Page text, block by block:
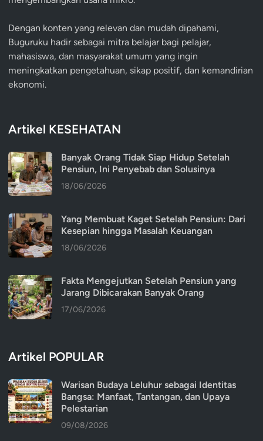
Dengan konten yang relevan dan mudah dipahami,
Buguruku hadir sebagai mitra belajar bagi pelajar,
mahasiswa, dan masyarakat umum yang ingin
meningkatkan pengetahuan, sikap positif, dan kemandirian
ekonomi.
Artikel KESEHATAN
Banyak Orang Tidak Siap Hidup Setelah
Pensiun, Ini Penyebab dan Solusinya
18/06/2026
Yang Membuat Kaget Setelah Pensiun: Dari
Kesepian hingga Masalah Keuangan
18/06/2026
Fakta Mengejutkan Setelah Pensiun yang
Jarang Dibicarakan Banyak Orang
17/06/2026
Artikel POPULAR
Warisan Budaya Leluhur sebagai Identitas
Bangsa: Manfaat, Tantangan, dan Upaya
Pelestarian
09/08/2026